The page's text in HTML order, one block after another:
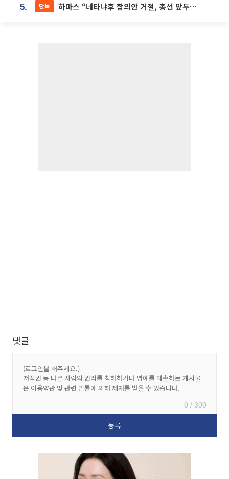
5. 단독 하마스 “네타냐후 합의안 거절, 총선 앞두고 시간 끌기”
댓글
0 / 300